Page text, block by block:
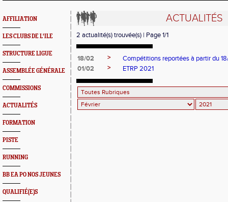
AFFILIATION
LES CLUBS DE L'ILE
STRUCTURE LIGUE
ASSEMBLÉE GÉNÉRALE
COMMISSIONS
ACTUALITÉS
FORMATION
PISTE
RUNNING
BB EA PO NOS JEUNES
QUALIFIÉ(E)S
ACTUALITÉS
2 actualité(s) trouvée(s) | Page 1/1
18/02 >
Compétitions reportées à partir du
01/02
> ETRP 2021